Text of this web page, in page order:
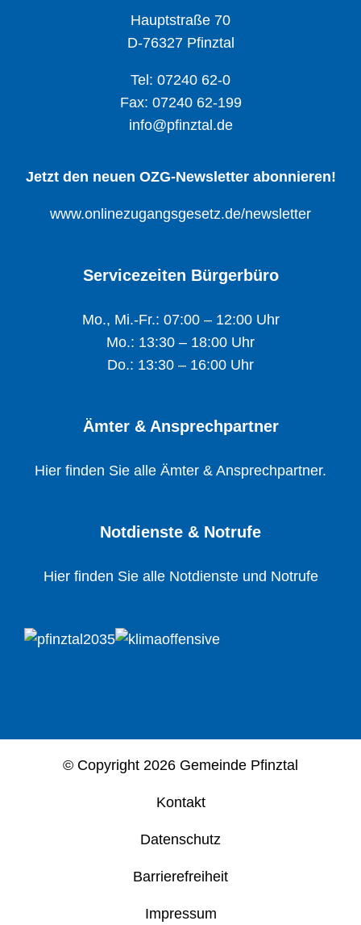
Hauptstraße 70
D-76327 Pfinztal
Tel: 07240 62-0
Fax: 07240 62-199
info@pfinztal.de
Jetzt den neuen OZG-Newsletter abonnieren!
www.onlinezugangsgesetz.de/newsletter
Servicezeiten Bürgerbüro
Mo., Mi.-Fr.: 07:00 – 12:00 Uhr
Mo.: 13:30 – 18:00 Uhr
Do.: 13:30 – 16:00 Uhr
Ämter & Ansprechpartner
Hier finden Sie alle Ämter & Ansprechpartner.
Notdienste & Notrufe
Hier finden Sie alle Notdienste und Notrufe
© Copyright 2026 Gemeinde Pfinztal
Kontakt
Datenschutz
Barrierefreiheit
Impressum